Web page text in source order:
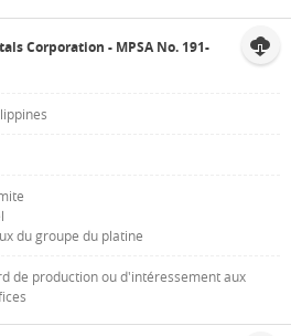
Corporation - MPSA No. 191-
du groupe du platine
de production ou d'intéressement aux